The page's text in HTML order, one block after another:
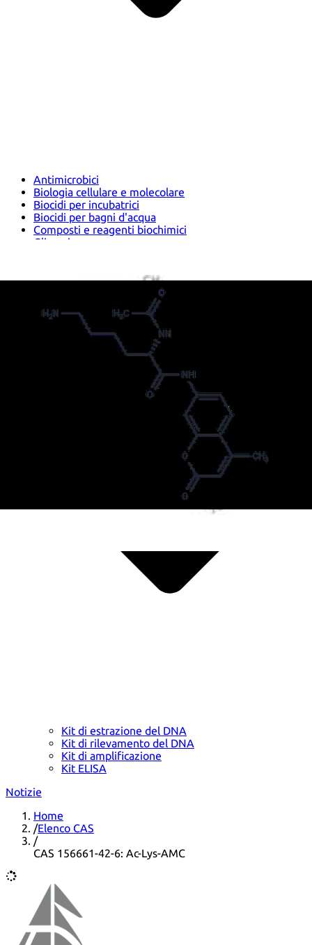
Antimicrobici
Biologia cellulare e molecolare
Biocidi per incubatrici
Biocidi per bagni d'acqua
Composti e reagenti biochimici
Glicoscienza
Kit
Kit di estrazione del DNA
Kit di rilevamento del DNA
Kit di amplificazione
Kit ELISA
Notizie
Home
/Elenco CAS
/
CAS 156661-42-6: Ac-Lys-AMC